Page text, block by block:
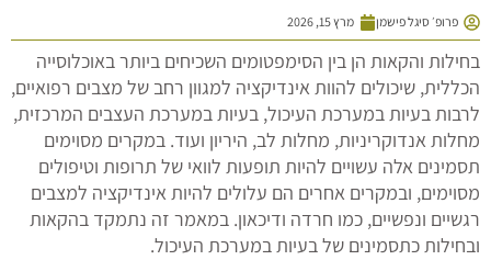
פרופ׳ סיגל פישמן מרץ 15, 2026
בחילות והקאות הן בין הסימפטומים השכיחים ביותר באוכלוסייה
הכללית, שיכולים להוות אינדיקציה למגוון רחב של מצבים רפואיים,
לרבות בעיות במערכת העיכול, בעיות במערכת העצבים המרכזית,
מחלות אנדוקריניות, מחלות לב, היריון ועוד. במקרים מסוימים
תסמינים אלה עשויים להיות תופעות לוואי של תרופות וטיפולים
מסוימים, ובמקרים אחרים הם עלולים להיות אינדיקציה למצבים
רגשיים ונפשיים, כמו חרדה ודיכאון. במאמר זה נתמקד בהקאות
ובחילות כתסמינים של בעיות במערכת העיכול.